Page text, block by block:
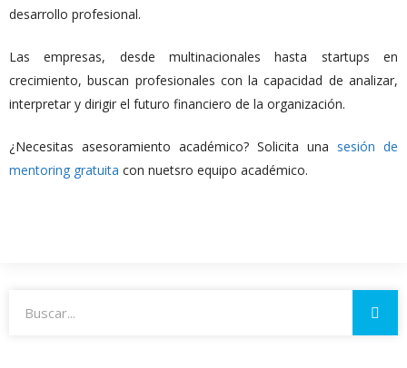
desarrollo profesional.
Las empresas, desde multinacionales hasta startups en
crecimiento, buscan profesionales con la capacidad de analizar,
interpretar y dirigir el futuro financiero de la organización.
¿Necesitas asesoramiento académico? Solicita una sesión de
mentoring gratuita con nuetsro equipo académico.